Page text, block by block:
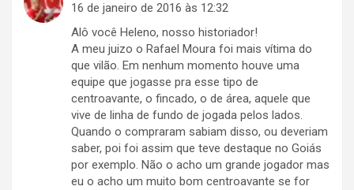
16 de janeiro de 2016 às 12:32
Alô você Heleno, nosso historiador!
A meu juizo o Rafael Moura foi mais vítima do
que vilão. Em nenhum momento houve uma
equipe que jogasse pra esse tipo de
centroavante, o fincado, o de área, aquele que
vive de linha de fundo de jogada pelos lados.
Quando o compraram sabiam disso, ou deveriam
saber, poi foi assim que teve destaque no Goiás
por exemplo. Não o acho um grande jogador mas
eu o acho um muito bom centroavante se for